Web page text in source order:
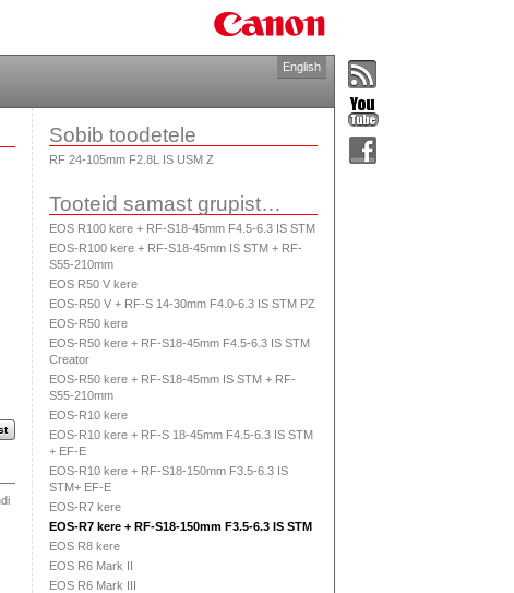
English
Sobib toodetele
RF 24-105mm F2.8L IS USM Z
Tooteid samast grupist…
EOS R100 kere + RF-S18-45mm F4.5-6.3 IS STM
EOS-R100 kere + RF-S18-45mm IS STM + RF-
S55-210mm
EOS R50 V kere
EOS-R50 V + RF-S 14-30mm F4.0-6.3 IS STM PZ
EOS-R50 kere
EOS-R50 kere + RF-S18-45mm F4.5-6.3 IS STM
Creator
EOS-R50 kere + RF-S18-45mm IS STM + RF-
S55-210mm
EOS-R10 kere
EOS-R10 kere + RF-S 18-45mm F4.5-6.3 IS STM
+ EF-E
EOS-R10 kere + RF-S18-150mm F3.5-6.3 IS
STM+ EF-E
EOS-R7 kere
EOS-R7 kere + RF-S18-150mm F3.5-6.3 IS STM
EOS R8 kere
EOS R6 Mark II
EOS R6 Mark III